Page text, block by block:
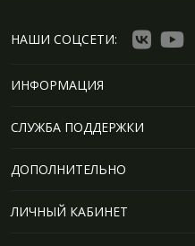
НАШИ СОЦСЕТИ:
ИНФОРМАЦИЯ
СЛУЖБА ПОДДЕРЖКИ
ДОПОЛНИТЕЛЬНО
ЛИЧНЫЙ КАБИНЕТ